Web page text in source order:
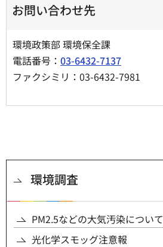
お問い合わせ先
環境政策部 環境保全課
電話番号： 03-6432-7137
ファクシミリ：03-6432-7981
環境調査
PM2.5などの大気汚染について
光化学スモッグ注意報